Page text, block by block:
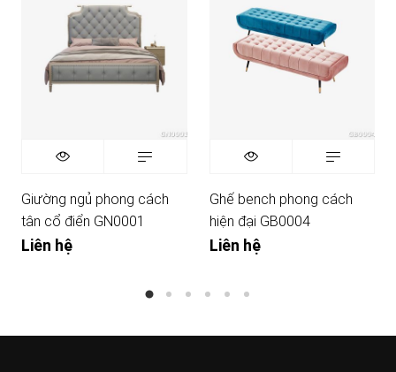
Giường ngủ phong cách
tân cổ điển GN0001
Liên hệ
Ghế bench phong cách
hiện đại GB0004
Liên hệ